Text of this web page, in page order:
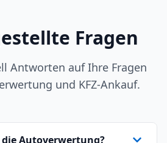
Fragen
Antworten auf Ihre Fragen
und KFZ-Ankauf.
Autoverwertung?